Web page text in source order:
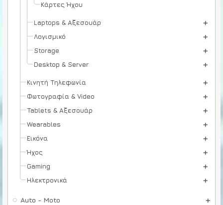
Κάρτες Ήχου
Laptops & Αξεσουάρ
Λογισμικό
Storage
Desktop & Server
Κινητή Τηλεφωνία
Φωτογραφία & Video
Tablets & Αξεσουάρ
Wearables
Εικόνα
Ήχος
Gaming
Ηλεκτρονικά
Auto - Moto